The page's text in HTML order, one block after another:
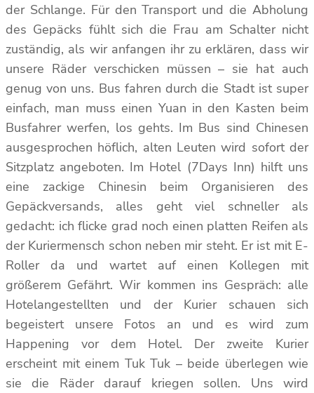
der Schlange. Für den Transport und die Abholung
des Gepäcks fühlt sich die Frau am Schalter nicht
zuständig, als wir anfangen ihr zu erklären, dass wir
unsere Räder verschicken müssen – sie hat auch
genug von uns. Bus fahren durch die Stadt ist super
einfach, man muss einen Yuan in den Kasten beim
Busfahrer werfen, los gehts. Im Bus sind Chinesen
ausgesprochen höflich, alten Leuten wird sofort der
Sitzplatz angeboten. Im Hotel (7Days Inn) hilft uns
eine zackige Chinesin beim Organisieren des
Gepäckversands, alles geht viel schneller als
gedacht: ich flicke grad noch einen platten Reifen als
der Kuriermensch schon neben mir steht. Er ist mit E-
Roller da und wartet auf einen Kollegen mit
größerem Gefährt. Wir kommen ins Gespräch: alle
Hotelangestellten und der Kurier schauen sich
begeistert unsere Fotos an und es wird zum
Happening vor dem Hotel. Der zweite Kurier
erscheint mit einem Tuk Tuk – beide überlegen wie
sie die Räder darauf kriegen sollen. Uns wird